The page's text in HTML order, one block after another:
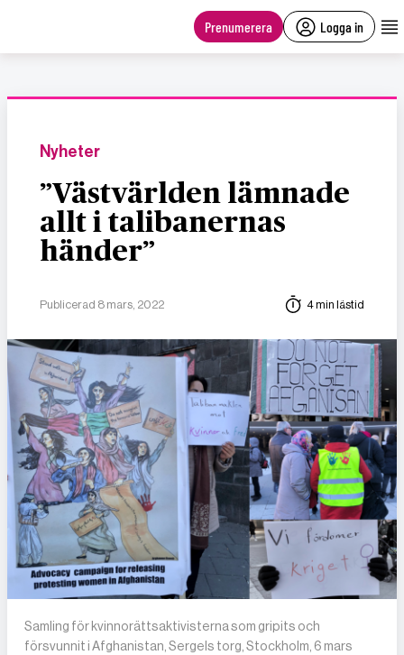
Prenumerera Logga in
Nyheter
”Västvärlden lämnade
allt i talibanernas
händer”
Publicerad 8 mars, 2022 4 min lästid
Samling för kvinnorättsaktivisterna som gripits och
försvunnit i Afghanistan, Sergels torg, Stockholm, 6 mars